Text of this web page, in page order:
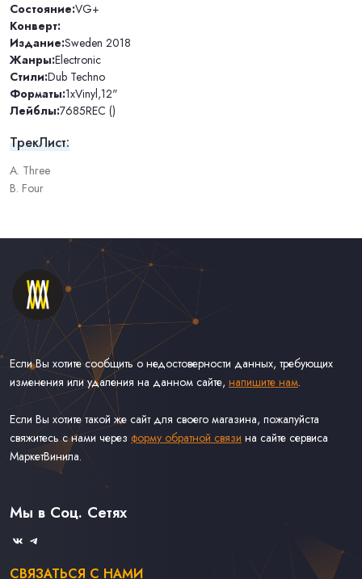
Состояние:VG+
Конверт:
Издание:Sweden 2018
Жанры:Electronic
Стили:Dub Techno
Форматы:1xVinyl,12"
Лейблы:7685REC ()
ТрекЛист:
A. Three
B. Four
Если Вы хотите сообщить о недостоверности данных, требующих
изменения или удаления на данном сайте, напишите нам.
Если Вы хотите такой же сайт для своего магазина, пожалуйста
свяжитесь с нами через форму обратной связи на сайте сервиса
МаркетВинила.
Каталог Винила, CD и Кассет
Доставка и Оплата
Связаться С Нами
Мы в Соц. Сетях
СВЯЗАТЬСЯ С НАМИ